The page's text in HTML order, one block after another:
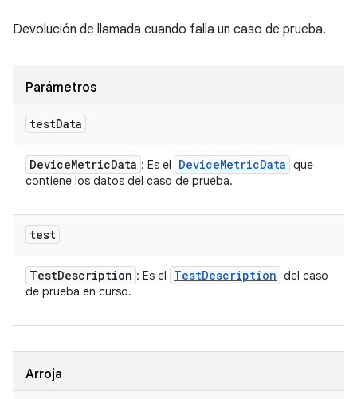
Devolución de llamada cuando falla un caso de prueba.
Parámetros
testData
DeviceMetricData : Es el DeviceMetricData que
contiene los datos del caso de prueba.
test
TestDescription : Es el TestDescription del caso
de prueba en curso.
Arroja